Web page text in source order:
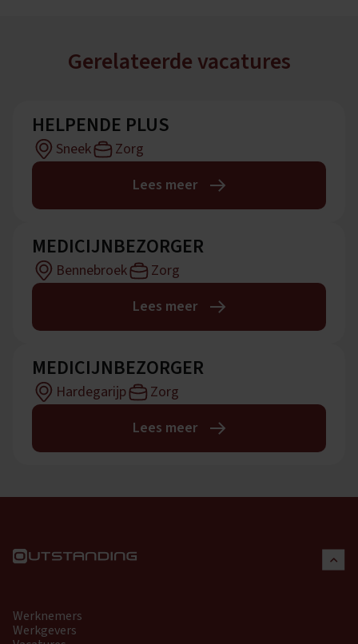
Gerelateerde vacatures
HELPENDE PLUS
Sneek
Zorg
Lees meer
MEDICIJNBEZORGER
Bennebroek
Zorg
Lees meer
MEDICIJNBEZORGER
Hardegarijp
Zorg
Lees meer
Werknemers
Werkgevers